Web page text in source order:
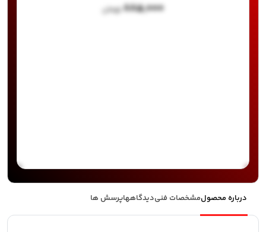
۸۸۵,۰۰۰ تومان
درباره محصولمشخصات فنیدیدگاههاپرسش ها